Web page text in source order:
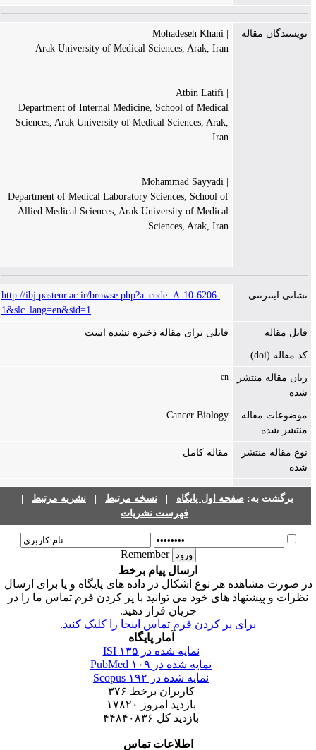
نویسندگان مقاله
Arak University of Medical Sciences, Arak, Iran
Department of Internal Medicine, School of Medical
Sciences, Arak University of Medical Sciences, Arak,
Iran
Department of Medical Laboratory Sciences, School of
Allied Medical Sciences, Arak University of Medical
Sciences, Arak, Iran
نشانی اینترنتی
http://ibj.pasteur.ac.ir/browse.php?a_code=A-10-6206-
1&slc_lang=en&sid=1
فایل مقاله فایلی برای مقاله ذخیره نشده است
کد مقاله (doi)
زبان مقاله منتشر
شده
en
موضوعات مقاله
منتشر شده
Cancer Biology
نوع مقاله منتشر
شده
مقاله کامل
برگشت به:صفحه اول پایگاه| نسخه مرتبط| نشریه مرتبط|
فهرست نشریات
Remember
ارسال پیام برخط
صورت مشاهده هر نوع اشکال در داده های پایگاه و یا برای ارسال
نظرات و پیشنهاد های خود می توانید با پر کردن فرم تماس ما را در
جریان قرار دهید.
برای پر کردن فرم تماس اینجا را کلیک کنید.
آمار پایگاه
نمایه شده در ISI۱۳۵
نمایه شده در PubMed۱۰۹
نمایه شده در Scopus۱۹۲
کاربران برخط۳۷۶
بازدید امروز۱۷۸۲۰
بازدید کل ۴۴۸۴۰۸۳۶
اطلاعات تماس